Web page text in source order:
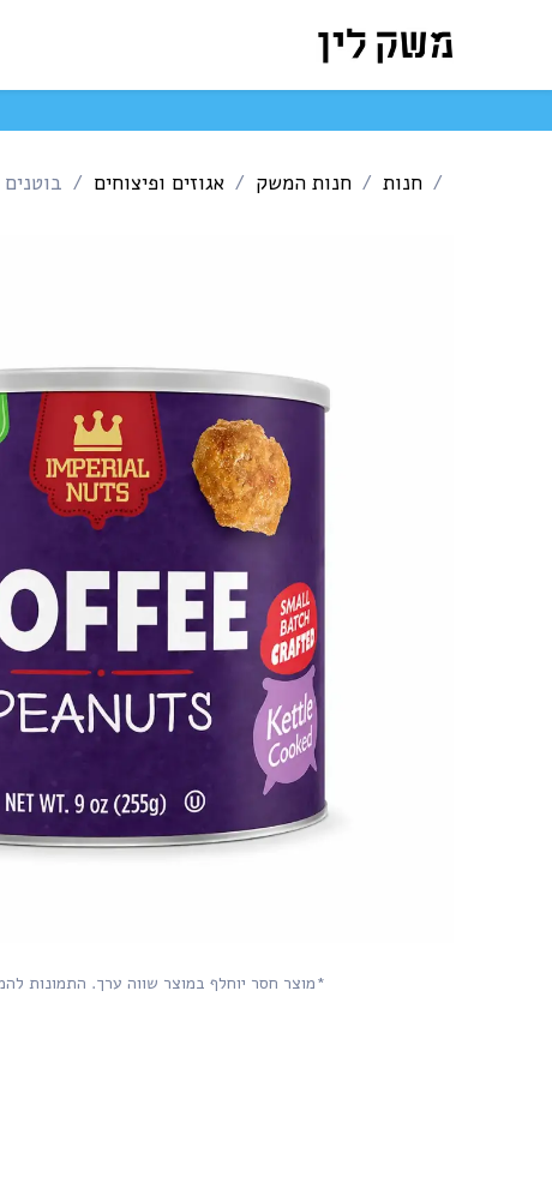
חנות חנות המשק אגוזים ופיצוחים בוטנים
*מוצר חסר יוחלף במוצר שווה ערך. התמונות